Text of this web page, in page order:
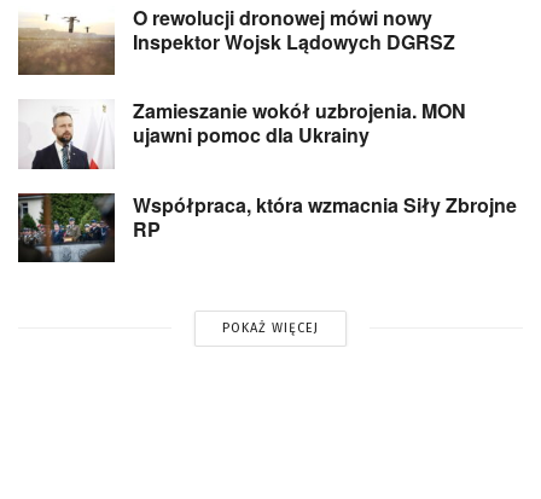
O rewolucji dronowej mówi nowy
Inspektor Wojsk Lądowych DGRSZ
Zamieszanie wokół uzbrojenia. MON
ujawni pomoc dla Ukrainy
Współpraca, która wzmacnia Siły Zbrojne
RP
POKAŻ WIĘCEJ